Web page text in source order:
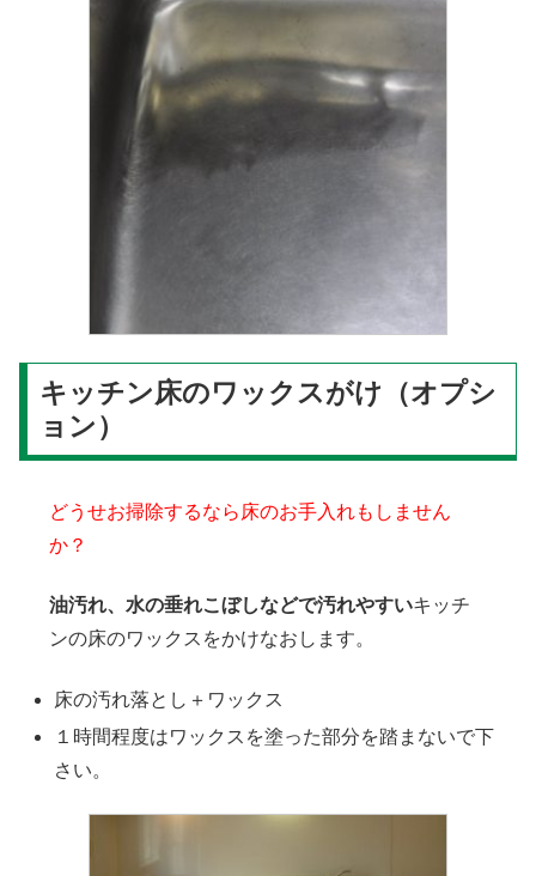
キッチン床のワックスがけ（オプシ
ョン）
どうせお掃除するなら床のお手入れもしません
か？
油汚れ、水の垂れこぼしなどで汚れやすいキッチ
ンの床のワックスをかけなおします。
床の汚れ落とし＋ワックス
１時間程度はワックスを塗った部分を踏まないで下
さい。